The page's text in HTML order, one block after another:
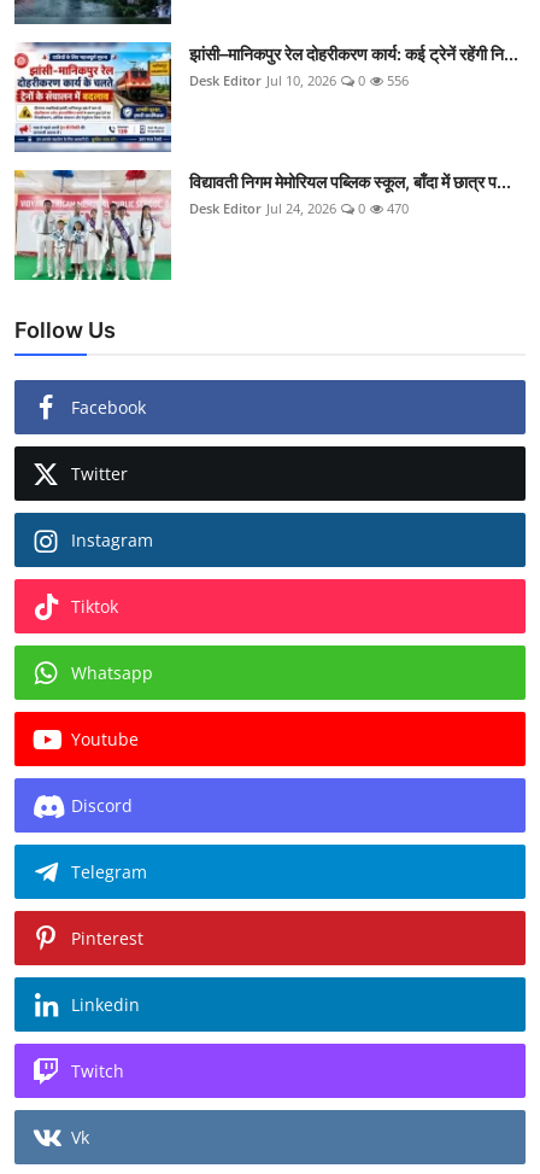
झांसी–मानिकपुर रेल दोहरीकरण कार्य: कई ट्रेनें रहेंगी नि...
Desk Editor Jul 10, 2026 0 556
विद्यावती निगम मेमोरियल पब्लिक स्कूल, बाँदा में छात्र प...
Desk Editor Jul 24, 2026 0 470
Follow Us
Facebook
Twitter
Instagram
Tiktok
Whatsapp
Youtube
Discord
Telegram
Pinterest
Linkedin
Twitch
Vk